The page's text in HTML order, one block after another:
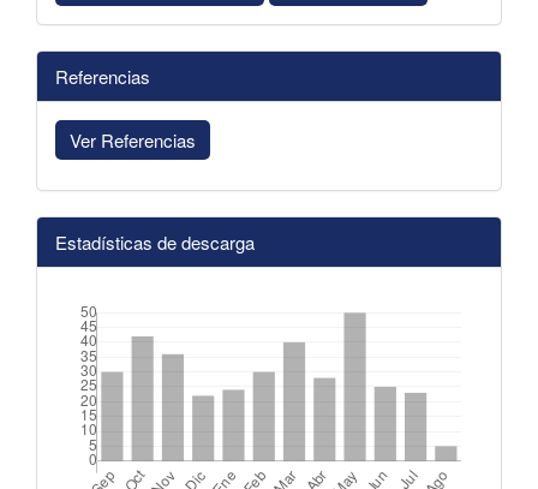
Referencias
Ver Referencias
Estadísticas de descarga